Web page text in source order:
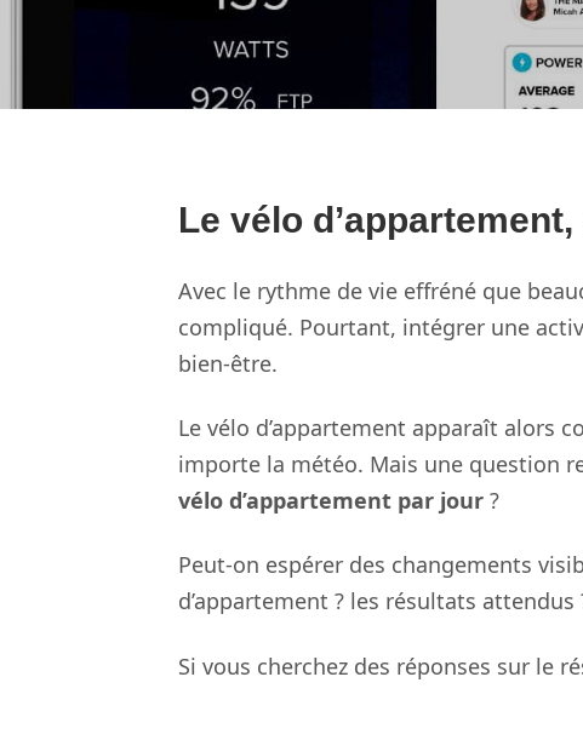
Le vélo
Avec le rythme de vie effréné que
compliqué. Pourtant, intégrer une
bien-être.
Le vélo d’appartement apparaît alors
importe la météo. Mais une question
vélo d’appartement par jour ?
Peut-on espérer des changements
d’appartement ? les résultats
Si vous cherchez des réponses sur le